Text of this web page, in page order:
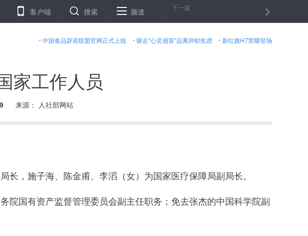
２名相关责任人被问责 日本研究人员发明“生物合成机器人” 6月首个交易日：A股重回调整
客户端 搜索 频道 下一篇
中国食品辟谣联盟官网正式上线 驱走"心灵感冒"远离抑郁焦虑 新红旗H7荣耀登场
家工作人员
来源： 人社部网站
，施子海、陈金甫、李滔（女）为国家医疗保障局副局长。
国有资产监督管理委员会副主任职务；免去张杰的中国科学院副